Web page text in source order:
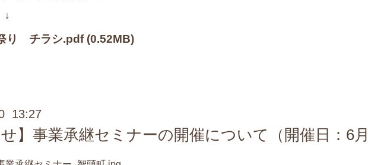
り チラシ.pdf(0.52MB)
13:27
せ】事業承継セミナーの開催について（開催日：6